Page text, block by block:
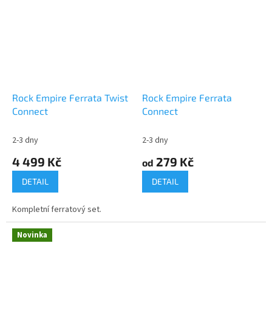
Rock Empire Ferrata Twist
Connect
2-3 dny
4 499 Kč
DETAIL
Kompletní ferratový set.
Rock Empire Ferrata
Connect
2-3 dny
od 279 Kč
DETAIL
Novinka